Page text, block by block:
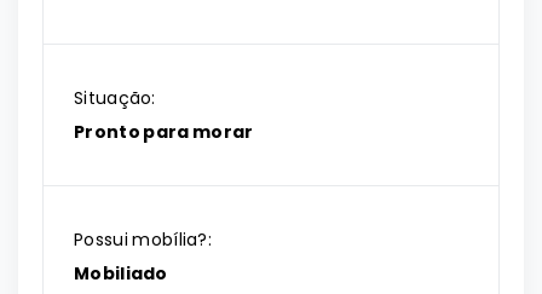
Situação:
Pronto para morar
Possui mobília?:
Mobiliado